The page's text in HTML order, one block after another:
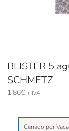
BLISTER 5
SCHMETZ
1,86€ + IVA
Cerrado por